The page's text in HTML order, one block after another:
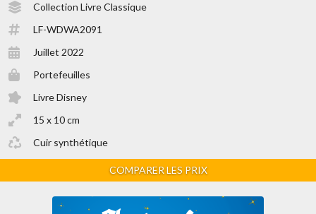
Collection Livre Classique
LF-WDWA2091
Juillet 2022
Portefeuilles
Livre Disney
15 x 10 cm
Cuir synthétique
COMPARER LES PRIX